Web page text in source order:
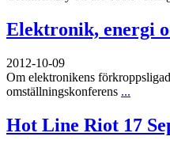
Elektronik, energi
2012-10-09
Om elektronikens
omställningskonferens ...
Hot Line Riot 17